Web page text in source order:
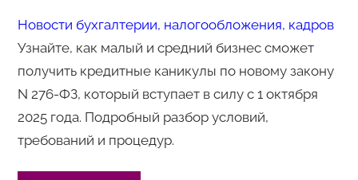
Новости бухгалтерии, налогообложения, кадров
Узнайте, как малый и средний бизнес сможет
получить кредитные каникулы по новому закону
N 276-ФЗ, который вступает в силу с 1 октября
2025 года. Подробный разбор условий,
требований и процедур.